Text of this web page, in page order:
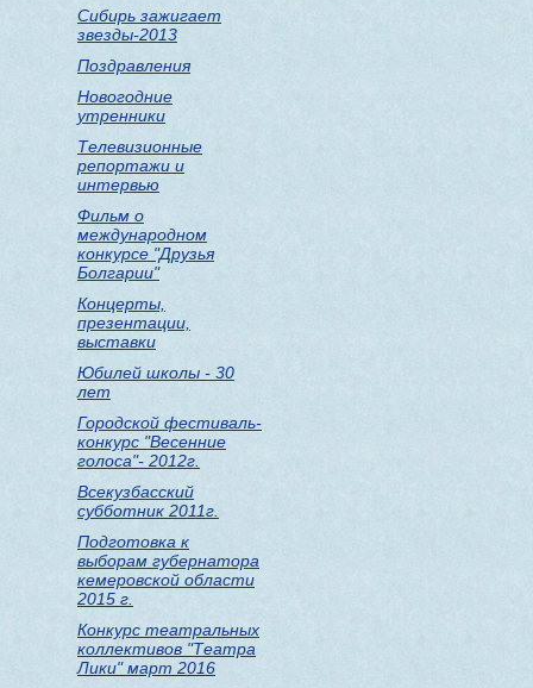
Сибирь зажигает
звезды-2013
Поздравления
Новогодние
утренники
Телевизионные
репортажи и
интервью
Фильм о
международном
конкурсе "Друзья
Болгарии"
Концерты,
презентации,
выставки
Юбилей школы - 30
лет
Городской фестиваль-
конкурс "Весенние
голоса"- 2012г.
Всекузбасский
субботник 2011г.
Подготовка к
выборам губернатора
кемеровской области
2015 г.
Конкурс театральных
коллективов "Театра
Лики" март 2016